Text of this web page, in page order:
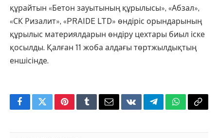
құрайтын «Бетон зауытының құрылысы», «Абзал»,
«СК Ризалит», «PRAIDE LTD» өндіріс орындарының
құрылыс материялдарын өндіру цехтары биыл іске
қосылды. Қалған 11 жоба алдағы төртжылдықтың
еншісінде.
FacebookTwitterPinterestTumblrEmailVKontakteTelegramWhatsApp
Copy